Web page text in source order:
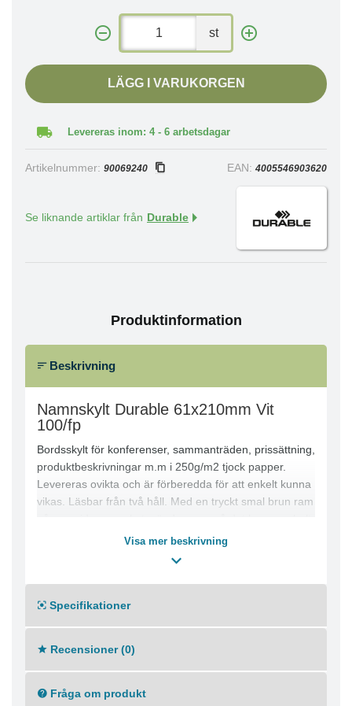
st
LÄGG I VARUKORGEN
Levereras inom: 4 - 6 arbetsdagar
Artikelnummer: 90069240 EAN: 4005546903620
Se liknande artiklar från Durable
Produktinformation
Beskrivning
Namnskylt Durable 61x210mm Vit
100/fp
Bordsskylt för konferenser, sammanträden, prissättning,
produktbeskrivningar m.m i 250g/m2 tjock papper.
Levereras ovikta och är förberedda för att enkelt kunna
vikas. Läsbar från två håll. Med en tryckt smal brun ram
vita bordsskyltar. Kan även användas som
Bordsskylt/instick 61x210 i 250g/m2 tjockt papper
Visa mer beskrivning
Specifikationer
Recensioner (0)
Fråga om produkt